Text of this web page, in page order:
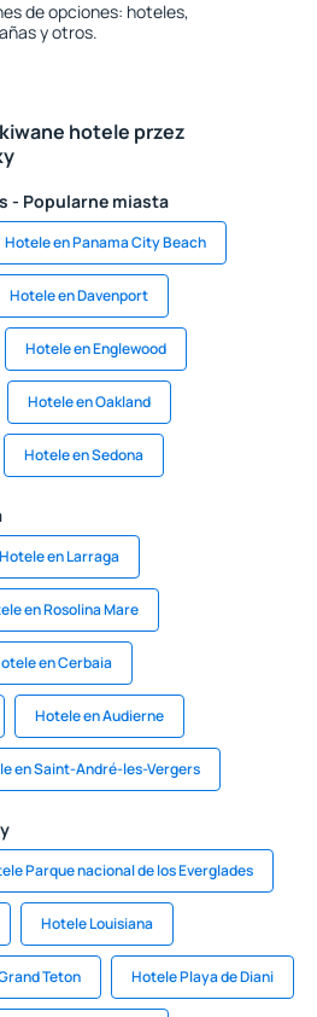
de opciones: hoteles,
y otros.
hotele przez
- Popularne miasta
Hotele en Panama City Beach
Hotele en Davenport
Hotele en Englewood
Hotele en Oakland
Hotele en Sedona
Hotele en Larraga
en Rosolina Mare
en Cerbaia
Hotele en Audierne
en Saint-André-les-Vergers
Parque nacional de los Everglades
Hotele Louisiana
Teton Hotele Playa de Diani